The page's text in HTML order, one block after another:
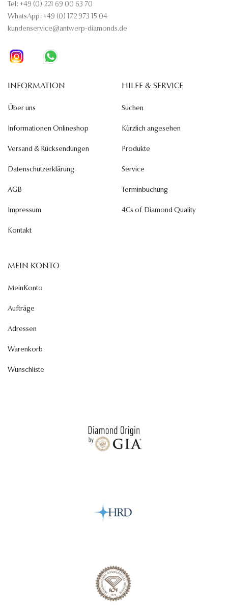
Tel: +49 (0) 221 69 00 63 70
WhatsApp: +49 (0) 172 973 15 04
kundenservice@antwerp-diamonds.de
INFORMATION
Über uns
Informationen Onlineshop
Versand & Rücksendungen
Datenschutzerklärung
AGB
Impressum
Kontakt
HILFE & SERVICE
Suchen
Kürzlich angesehen
Produkte
Service
Terminbuchung
4Cs of Diamond Quality
MEIN KONTO
MeinKonto
Aufträge
Adressen
Warenkorb
Wunschliste